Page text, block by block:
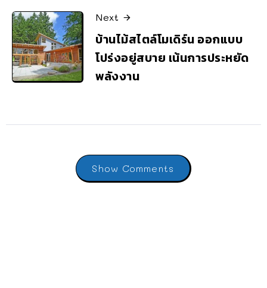
Next
บ้านไม้สไตล์โมเดิร์น ออกแบบ
โปร่งอยู่สบาย เน้นการประหยัด
พลังงาน
Show Comments